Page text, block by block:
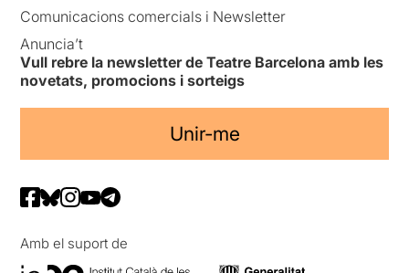
Comunicacions comercials i Newsletter
Anuncia’t
Vull rebre la newsletter de Teatre Barcelona amb les
novetats, promocions i sorteigs
Unir-me
Amb el suport de